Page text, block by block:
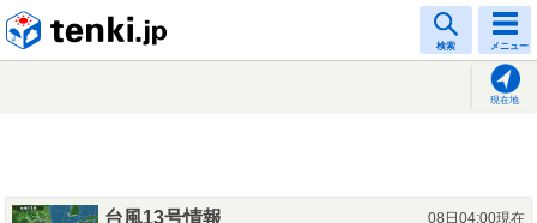
検索 メニュー
現在地
台風13号情報
08日04:00現在